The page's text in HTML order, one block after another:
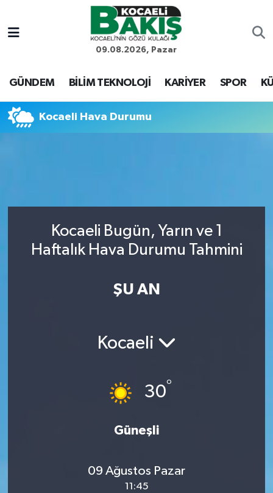
09.08.2026, Pazar
GÜNDEM BİLİM TEKNOLOJİ KARİYER SPOR
Kocaeli Hava Durumu
Kocaeli Bugün, Yarın ve 1
Haftalık Hava Durumu Tahmini
ŞU AN
Kocaeli
30°
Güneşli
09 Ağustos Pazar
11:45
Kocaeli Nöbetçi Eczaneler
Kocaeli Hava Durumu
Haber Arşivi